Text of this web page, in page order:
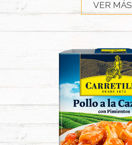
VER MÁS